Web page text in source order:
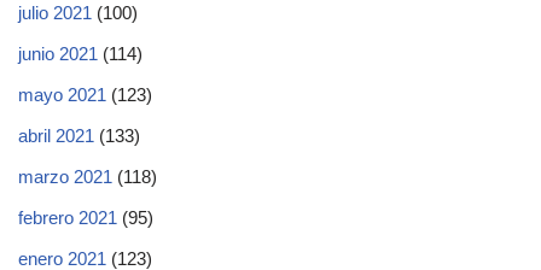
julio 2021 (100)
junio 2021 (114)
mayo 2021 (123)
abril 2021 (133)
marzo 2021 (118)
febrero 2021 (95)
enero 2021 (123)